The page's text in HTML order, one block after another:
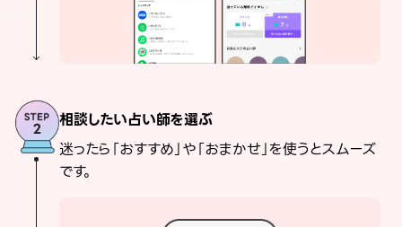
相談したい占い師を選ぶ
迷ったら「おすすめ」や「おまかせ」を使うとスムーズ
です。